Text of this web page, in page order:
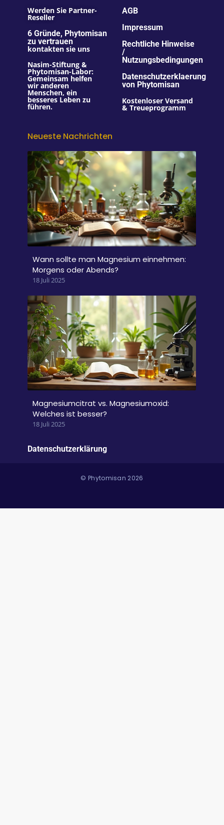
Werden Sie Partner-
Reseller
6 Gründe, Phytomisan
zu vertrauen
kontakten sie uns
Nasim-Stiftung &
Phytomisan-Labor:
Gemeinsam helfen
wir anderen
Menschen, ein
besseres Leben zu
führen.
AGB
Impressum
Rechtliche Hinweise
/
Nutzungsbedingungen
Datenschutzerklaerung
von Phytomisan
Kostenloser Versand
& Treueprogramm
Neueste Nachrichten
Wann sollte man Magnesium einnehmen:
Morgens oder Abends?
18 Juli 2025
Magnesiumcitrat vs. Magnesiumoxid:
Welches ist besser?
18 Juli 2025
Datenschutzerklärung
© Phytomisan 2026